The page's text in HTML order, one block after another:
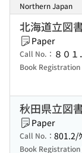
Northern Japan
北海道立図
Paper
Call No.： ８０１
Book Registration
秋田県立図
Paper
Call No.： 801.2/
Book Registration